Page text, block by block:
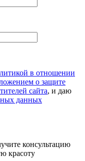
в отношении
о защите
сайта, и даю
данных
консультацию
красоту